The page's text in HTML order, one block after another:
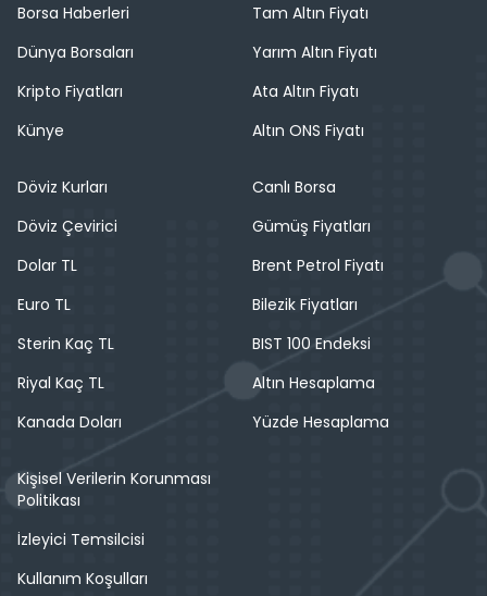
Borsa Haberleri
Dünya Borsaları
Kripto Fiyatları
Künye
Tam Altın Fiyatı
Yarım Altın Fiyatı
Ata Altın Fiyatı
Altın ONS Fiyatı
Döviz Kurları
Döviz Çevirici
Dolar TL
Euro TL
Sterin Kaç TL
Riyal Kaç TL
Kanada Doları
Canlı Borsa
Gümüş Fiyatları
Brent Petrol Fiyatı
Bilezik Fiyatları
BIST 100 Endeksi
Altın Hesaplama
Yüzde Hesaplama
Kişisel Verilerin Korunması
Politikası
İzleyici Temsilcisi
Kullanım Koşulları